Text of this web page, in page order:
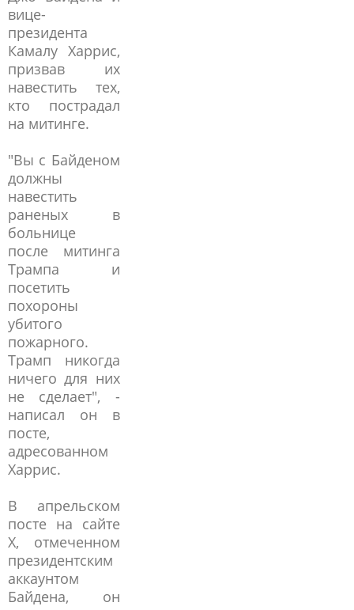
вице-
президента
Камалу Харрис,
призвав их
навестить тех,
кто пострадал
на митинге.
"Вы с Байденом
должны
навестить
раненых в
больнице
после митинга
Трампа и
посетить
похороны
убитого
пожарного.
Трамп никогда
ничего для них
не сделает", -
написал он в
посте,
адресованном
Харрис.
В апрельском
посте на сайте
X, отмеченном
президентским
аккаунтом
Байдена, он